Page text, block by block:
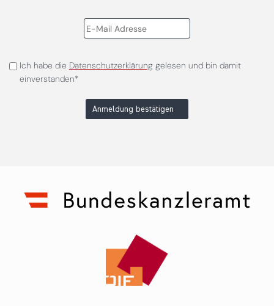
Ich habe die Datenschutzerklärunggelesen und bin damit
einverstanden*
Anmeldung bestätigen